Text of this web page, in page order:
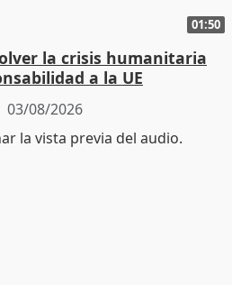
01:50
la crisis humanitaria
a la UE
03/08/2026